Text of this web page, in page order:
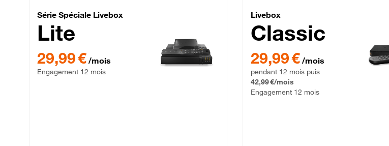
Série Spéciale Livebox Lite Fibre
Série Spéciale Livebox
Lite
29,99 € par mois , Engagement 12 mois
29,99 € /mois
Engagement 12 mois
Livebox Classic
Livebox
Classic
29,99 € par mois pendant 12 mois puis
29,99 € /mois
pendant 12 mois puis
42,99 €/mois
Engagement 12 mois